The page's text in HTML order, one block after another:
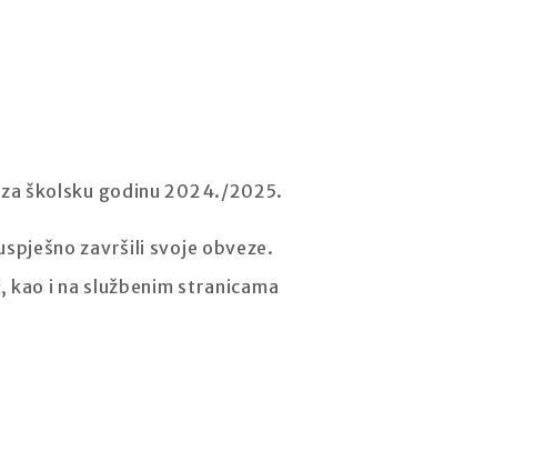
za školsku godinu 2024./2025.
završili svoje obveze.
i na službenim stranicama